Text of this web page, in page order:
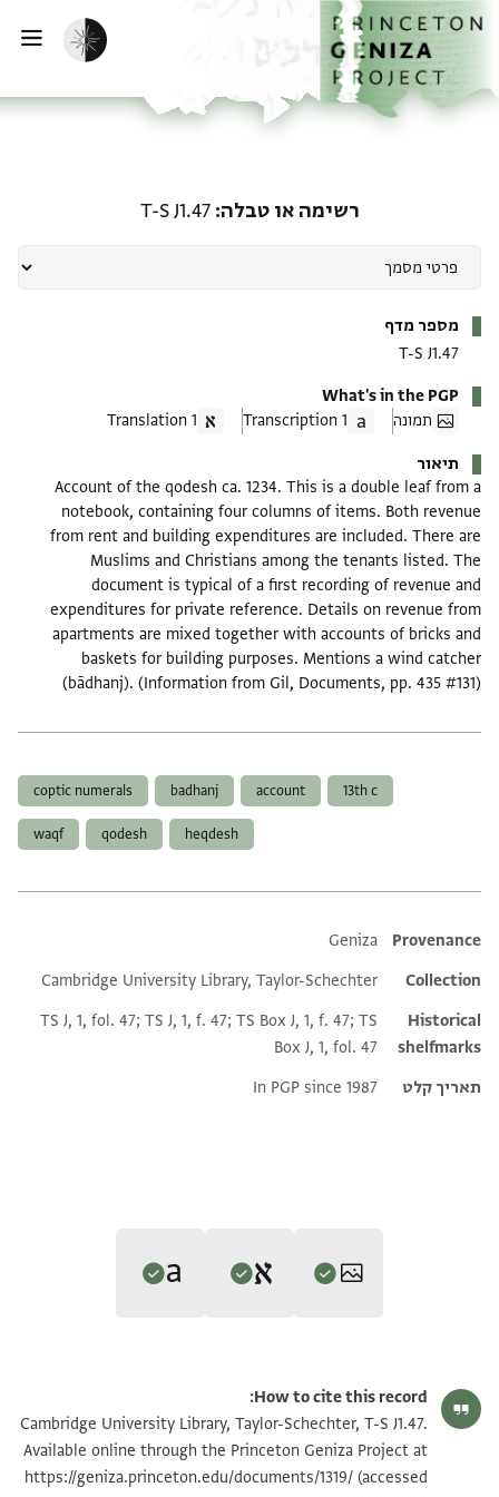
לתוכןהבית
הפעלת מצב כהה
רשימה או טבלה T-S J1.47
מספר מדף
T-S J1.47
What's in the PGP
תמונה
1 Transcription
1 Translation
תיאור
Account of the qodesh ca. 1234. This is a double leaf from a
notebook, containing four columns of items. Both revenue
from rent and building expenditures are included. There are
Muslims and Christians among the tenants listed. The
document is typical of a first recording of revenue and
expenditures for private reference. Details on revenue from
apartments are mixed together with accounts of bricks and
baskets for building purposes. Mentions a wind catcher
(bādhanj). (Information from Gil, Documents, pp. 435 #131)
13th c
account
badhanj
coptic numerals
heqdesh
qodesh
waqf
Additional metadata
Provenance
Geniza
Collection
Cambridge University Library, Taylor-Schechter
Historical
shelfmarks
TS J, 1, fol. 47; TS J, 1, f. 47; TS Box J, 1, f. 47; TS
Box J, 1, fol. 47
תאריך קלט
In PGP since 1987
משה גיל,
Documents of the Jewish Pious Foundations from the
Cairo Geniza (Brill, 1976).
recto, left column
תסקיע אלרבע ראבע אייר [ ]
משה גיל,
Documents of the Jewish Pious Foundations from the
Cairo Geniza
(Brill, 1976).
Recto, region a (left side)
The accounting of the Estate, on the 4th of Iyyar,
T-S J1.47 1v הגדל וסובב
verso, left column
אלמקבוץ מן אלכבאז ורפיקה ¾6 ואיצא ¾2 ... Verso, region c (left side)
(1-2) Collected from the baker and his partner, 6¾ plus 2¾,
תנאי היתר שימוש בתצלום
How to cite this record:
Cambridge University Library, Taylor-Schechter, T-S J1.47.
Available online through the Princeton Geniza Project at
https://geniza.princeton.edu/documents/1319/ (accessed